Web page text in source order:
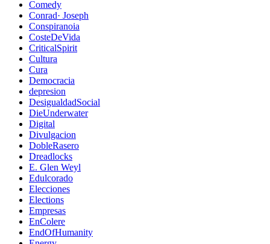
Comedy
Conrad· Joseph
Conspiranoia
CosteDeVida
CriticalSpirit
Cultura
Cura
Democracia
depresion
DesigualdadSocial
DieUnderwater
Digital
Divulgacion
DobleRasero
Dreadlocks
E. Glen Weyl
Edulcorado
Elecciones
Elections
Empresas
EnColere
EndOfHumanity